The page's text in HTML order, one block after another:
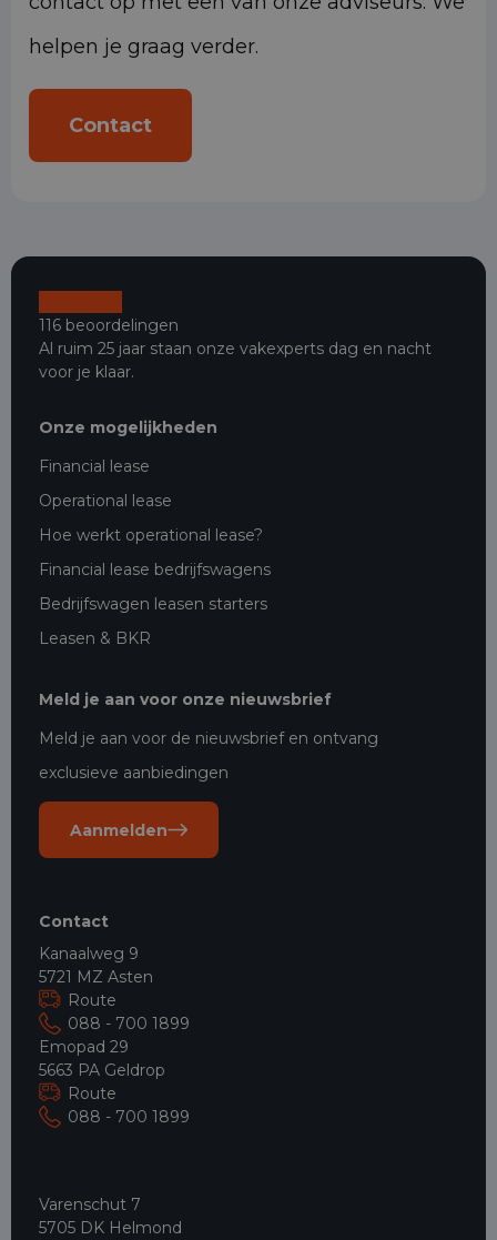
helpen je graag verder.
Contact
116 beoordelingen
Al ruim 25 jaar staan onze vakexperts dag en nacht
voor je klaar.
Onze mogelijkheden
Financial lease
Operational lease
Hoe werkt operational lease?
Financial lease bedrijfswagens
Bedrijfswagen leasen starters
Leasen & BKR
Meld je aan voor onze nieuwsbrief
Meld je aan voor de nieuwsbrief en ontvang
exclusieve aanbiedingen
Aanmelden
Contact
Kanaalweg 9
5721 MZ Asten
Route
088 - 700 1899
Emopad 29
5663 PA Geldrop
Route
088 - 700 1899
Varenschut 7
5705 DK Helmond